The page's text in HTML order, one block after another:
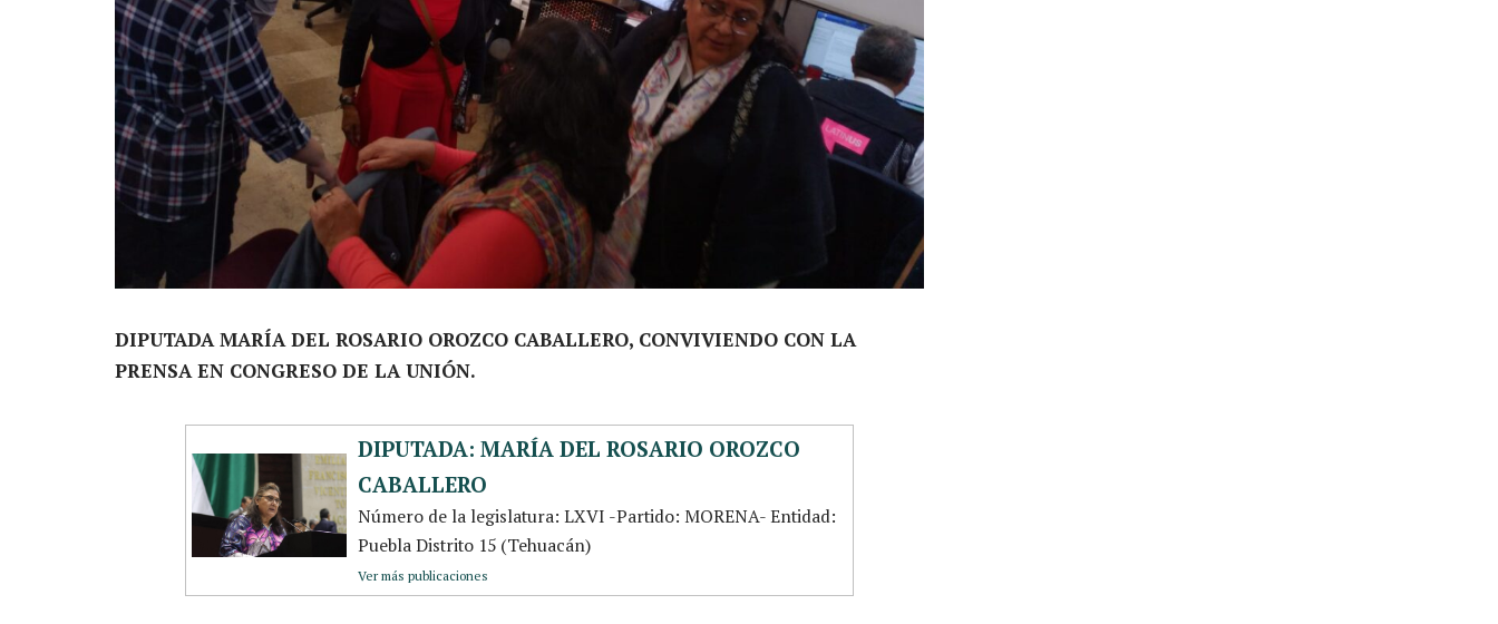
DIPUTADA MARÍA DEL ROSARIO OROZCO CABALLERO, CONVIVIENDO CON LA
PRENSA EN CONGRESO DE LA UNIÓN.
DIPUTADA: MARÍA DEL ROSARIO OROZCO
CABALLERO
Número de la legislatura: LXVI -Partido: MORENA- Entidad:
Puebla Distrito 15 (Tehuacán)
Ver más publicaciones